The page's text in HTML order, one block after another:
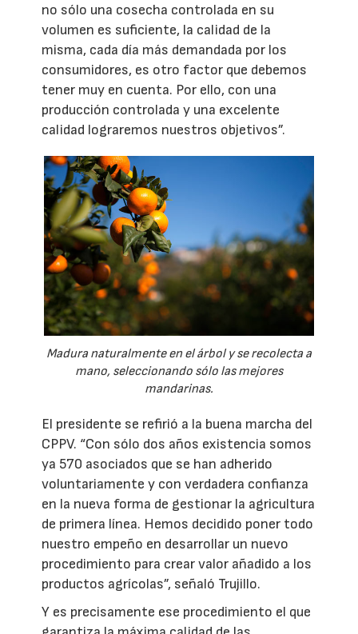
no sólo una cosecha controlada en su
volumen es suficiente, la calidad de la
misma, cada día más demandada por los
consumidores, es otro factor que debemos
tener muy en cuenta. Por ello, con una
producción controlada y una excelente
calidad lograremos nuestros objetivos”.
Madura naturalmente en el árbol y se recolecta a
mano, seleccionando sólo las mejores
mandarinas.
El presidente se refirió a la buena marcha del
CPPV. “Con sólo dos años existencia somos
ya 570 asociados que se han adherido
voluntariamente y con verdadera confianza
en la nueva forma de gestionar la agricultura
de primera línea. Hemos decidido poner todo
nuestro empeño en desarrollar un nuevo
procedimiento para crear valor añadido a los
productos agrícolas”, señaló Trujillo.
Y es precisamente ese procedimiento el que